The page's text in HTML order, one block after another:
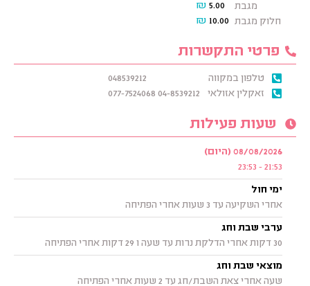
מגבת
5.00
₪
חלוק מגבת 10.00
₪
פרטי התקשרות
טלפון במקווה
048539212
זאקלין אזולאי
04-8539212 077-7524068
שעות פעילות
08/08/2026 (היום)
21:53 - 23:53
ימי חול
אחרי השקיעה עד 3 שעות אחרי הפתיחה
ערבי שבת וחג
30 דקות אחרי הדלקת נרות עד שעה ו 29 דקות אחרי הפתיחה
מוצאי שבת וחג
שעה אחרי צאת השבת/חג עד 2 שעות אחרי הפתיחה